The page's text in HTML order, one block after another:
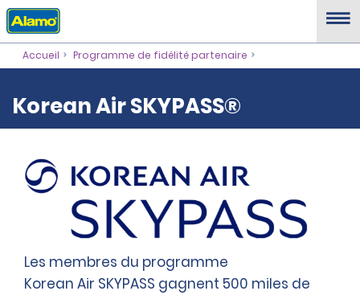
Accueil Programme de fidélité partenaire
Korean Air SKYPASS®
Les membres du programme
Korean Air SKYPASS gagnent 500 miles de